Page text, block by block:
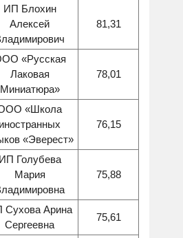
ИП Блохин
Алексей
81,31
«Русская
Лаковая
Миниатюра»
78,01
«Школа
иностранных
«Эверест»
76,15
ИП Голубева
Мария
75,88
Сухова Арина
Сергеевна
75,61